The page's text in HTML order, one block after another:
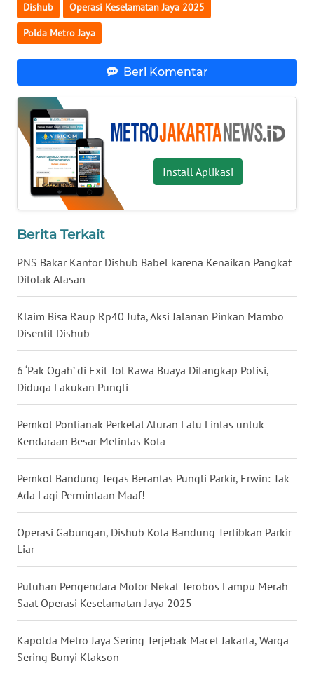
Dishub Operasi Keselamatan Jaya 2025
Polda Metro Jaya
Beri Komentar
Install Aplikasi
Berita Terkait
PNS Bakar Kantor Dishub Babel karena Kenaikan Pangkat
Ditolak Atasan
Klaim Bisa Raup Rp40 Juta, Aksi Jalanan Pinkan Mambo
Disentil Dishub
6 ‘Pak Ogah’ di Exit Tol Rawa Buaya Ditangkap Polisi,
Diduga Lakukan Pungli
Pemkot Pontianak Perketat Aturan Lalu Lintas untuk
Kendaraan Besar Melintas Kota
Pemkot Bandung Tegas Berantas Pungli Parkir, Erwin: Tak
Ada Lagi Permintaan Maaf!
Operasi Gabungan, Dishub Kota Bandung Tertibkan Parkir
Liar
Puluhan Pengendara Motor Nekat Terobos Lampu Merah
Saat Operasi Keselamatan Jaya 2025
Kapolda Metro Jaya Sering Terjebak Macet Jakarta, Warga
Sering Bunyi Klakson
WN
KALTARA
WN
KALSEL
WN
KALTIM
WN
WN
GORONTALO
WN
WN
WN
WN
DANAU
TOBA
WN
NIAS
WN
LANGKAT
WN